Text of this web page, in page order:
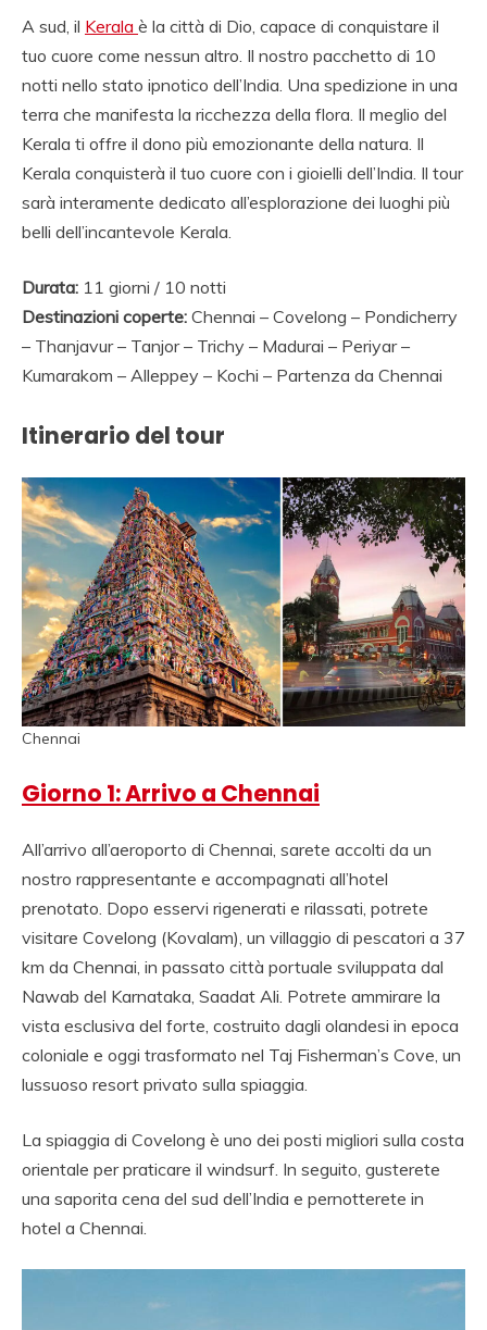
VIAGGIO IN INDIA
CON GUIDA, INDIA
TRAGITTI, AGENZIA
VIAGGI IN INDIA,
AGENZIA VIAGGI IN
NORD INDIA,
SPECIALISTA
VIAGGIO INDIA,
NOLEGGIO
MACCHINA
RAJASTHAN,
VIAGGIO ALLE INDE,
PALACE ON WHEELS,
AGENZIA AND
VIAGGIO INDIA AND
ITALIA AND INDIA,
AGENZIA VIAGGIO
SULL INDIA, AGENZIA
SPECIALISTA
VIAGGIO INDIA,
VIAGGIO AGENZIA
INDIA, RAJASTHAN
VIAGGIO, TOUR
OPERATOR ITALIANO
IN INDIA.
A sud, il Kerala è la città di Dio, capace di conquistare il
tuo cuore come nessun altro. Il nostro pacchetto di 10
notti nello stato ipnotico dell’India. Una spedizione in una
terra che manifesta la ricchezza della flora. Il meglio del
Kerala ti offre il dono più emozionante della natura. Il
Kerala conquisterà il tuo cuore con i gioielli dell’India. Il tour
sarà interamente dedicato all’esplorazione dei luoghi più
belli dell’incantevole Kerala.
Durata: 11 giorni / 10 notti
Destinazioni coperte: Chennai – Covelong – Pondicherry
– Thanjavur – Tanjor – Trichy – Madurai – Periyar –
Kumarakom – Alleppey – Kochi – Partenza da Chennai
Itinerario del tour
Chennai
Giorno 1: Arrivo a Chennai
All’arrivo all’aeroporto di Chennai, sarete accolti da un
nostro rappresentante e accompagnati all’hotel
prenotato. Dopo esservi rigenerati e rilassati, potrete
visitare Covelong (Kovalam), un villaggio di pescatori a 37
km da Chennai, in passato città portuale sviluppata dal
Nawab del Karnataka, Saadat Ali. Potrete ammirare la
vista esclusiva del forte, costruito dagli olandesi in epoca
coloniale e oggi trasformato nel Taj Fisherman’s Cove, un
lussuoso resort privato sulla spiaggia.
La spiaggia di Covelong è uno dei posti migliori sulla costa
orientale per praticare il windsurf. In seguito, gusterete
una saporita cena del sud dell’India e pernotterete in
hotel a Chennai.